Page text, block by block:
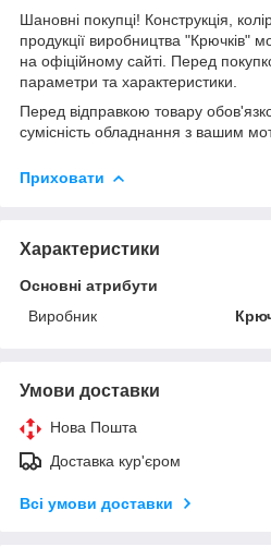
Шановні покупці! Конструкція,
продукції виробництва "Крючків"
на офіційному сайті. Перед
параметри та характеристики.
Перед відправкою товару
сумісність обладнання з вашим
Приховати
Характеристики
Основні атрибути
Виробник
Умови доставки
Нова Пошта
Доставка кур'єром
Всі умови доставки